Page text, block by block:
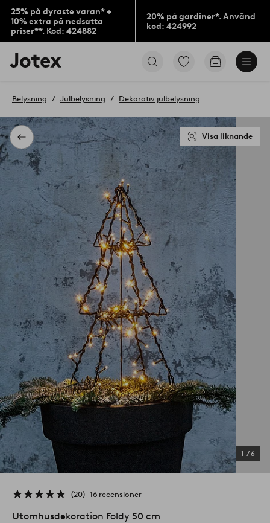
25% på dyraste varan* +
10% extra på nedsatta
priser**. Kod: 424882
20% på gardiner*. Använd
kod: 424992
Jotex
logotyp
till
Gå
produkter
Gå
Tillbaka
Belysning Julbelysning Dekorativ julbelysning
1 /6
Visa liknande
20 16 recensioner
Utomhusdekoration Foldy 50 cm